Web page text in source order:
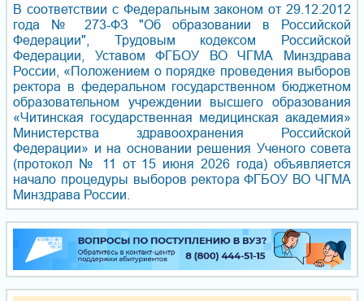
В соответствии с Федеральным законом от 29.12.2012
года № 273-ФЗ "Об образовании в Российской
Федерации", Трудовым кодексом Российской
Федерации, Уставом ФГБОУ ВО ЧГМА Минздрава
России, «Положением о порядке проведения выборов
ректора в федеральном государственном бюджетном
образовательном учреждении высшего образования
«Читинская государственная медицинская академия»
Министерства здравоохранения Российской
Федерации» и на основании решения Ученого совета
(протокол № 11 от 15 июня 2026 года) объявляется
начало процедуры выборов ректора ФГБОУ ВО ЧГМА
Минздрава России.